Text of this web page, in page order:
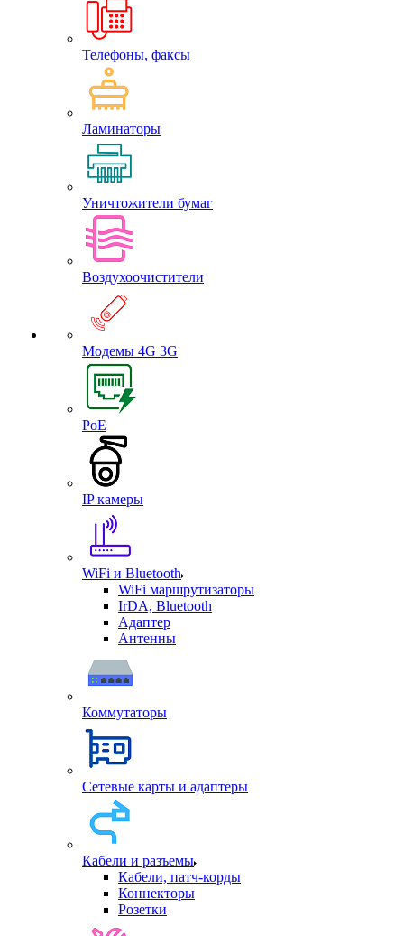
Телефоны, факсы
Ламинаторы
Уничтожители бумаг
Воздухоочистители
Модемы 4G 3G
PoE
IP камеры
WiFi и Bluetooth
WiFi маршрутизаторы
IrDA, Bluetooth
Адаптер
Антенны
Коммутаторы
Сетевые карты и адаптеры
Кабели и разъемы
Кабели, патч-корды
Коннекторы
Розетки